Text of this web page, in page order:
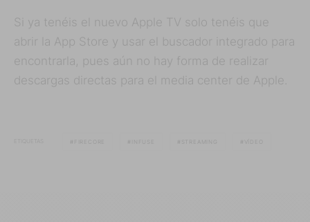
Si ya tenéis el nuevo Apple TV solo tenéis que
abrir la App Store y usar el buscador integrado para
encontrarla, pues aún no hay forma de realizar
descargas directas para el media center de Apple.
ETIQUETAS FIRECORE STREAMING